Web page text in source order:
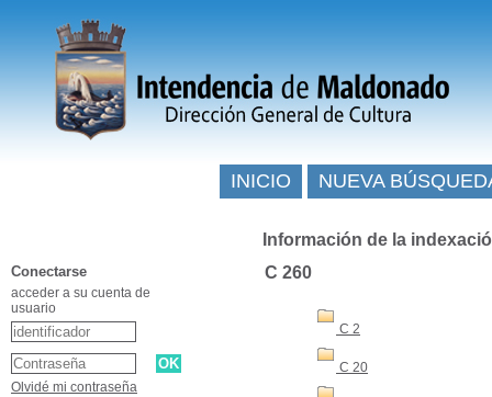
Información de la
C 260
C 2
C 20
INICIO NUEVA
Conectarse
acceder a su cuenta de
usuario
Olvidé mi contraseña